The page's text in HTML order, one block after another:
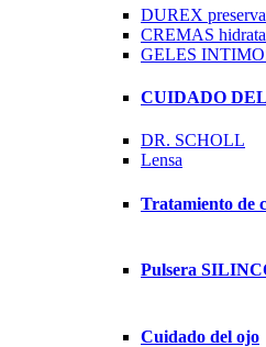
DUREX
CREMAS
GELES
CUIDADO
DR. SCHOLL
Lensa
Tratamiento de
Pulsera
Cuidado del ojo